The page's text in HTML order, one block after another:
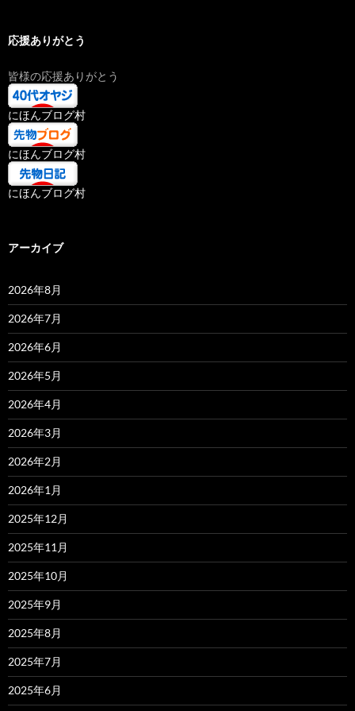
応援ありがとう
皆様の応援ありがとう
にほんブログ村
にほんブログ村
にほんブログ村
アーカイブ
2026年8月
2026年7月
2026年6月
2026年5月
2026年4月
2026年3月
2026年2月
2026年1月
2025年12月
2025年11月
2025年10月
2025年9月
2025年8月
2025年7月
2025年6月